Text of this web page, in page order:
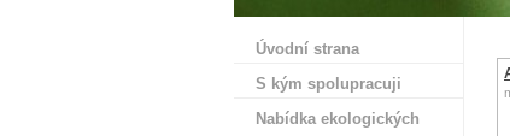
Úvodní strana
S kým spolupracuji
Nabídka ekologických